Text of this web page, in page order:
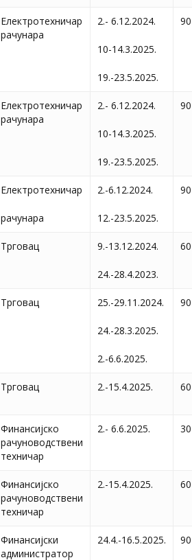
Електротехничар
рачунара
2.- 6.12.2024.
10-14.3.2025.
19.-23.5.2025.
90
Електротехничар
рачунара
2.- 6.12.2024.
10-14.3.2025.
19.-23.5.2025.
90
Електротехничар
рачунара
2.-6.12.2024.
12.-23.5.2025.
90
Трговац 9.-13.12.2024.
24.-28.4.2023.
60
Трговац 25.-29.11.2024.
24.-28.3.2025.
2.-6.6.2025.
90
Трговац 2.-15.4.2025. 60
Финансијско
рачуноводствени
техничар
2.- 6.6.2025. 30
Финансијско
рачуноводствени
техничар
2.-15.4.2025. 60
Финансијски
администратор
24.4.-16.5.2025. 90